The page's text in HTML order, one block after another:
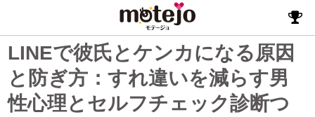
LINEで彼氏とケンカになる原因
と防ぎ方：すれ違いを減らす男
性心理とセルフチェック診断つ